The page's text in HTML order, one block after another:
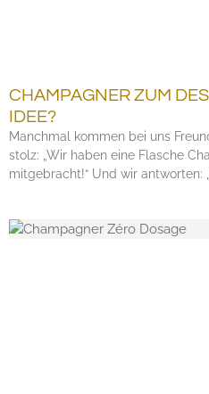
CHAMPAGNER ZUM
IDEE?
Manchmal kommen bei uns
stolz: „Wir haben eine Flasche
mitgebracht!“ Und wir antworten: